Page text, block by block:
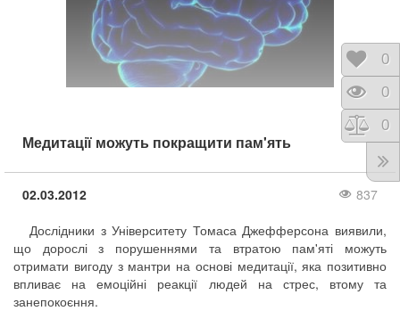
Медитації можуть покращити пам'ять
02.03.2012
837
Дослідники з Університету Томаса Джефферсона виявили,
що дорослі з порушеннями та втратою пам'яті можуть
отримати вигоду з мантри на основі медитації, яка позитивно
впливає на емоційні реакції людей на стрес, втому та
занепокоєння.
0
0
0